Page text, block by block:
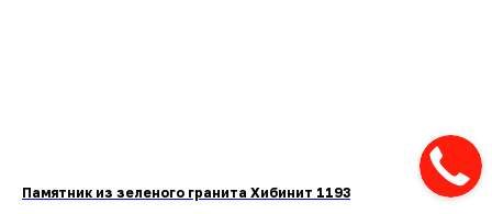
Памятник из зеленого гранита Хибинит 1193